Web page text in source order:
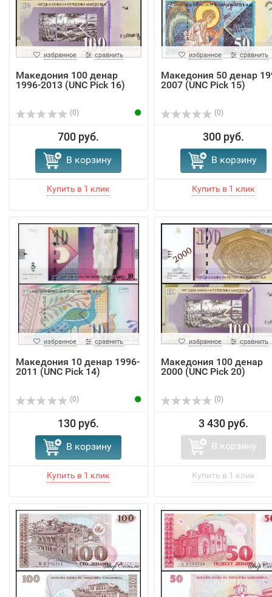
избранное сравнить
Македония 100 денар
1996-2013 (UNC Pick 16)
(0)
700 руб.
В корзину
избранное сравнить
Македония 50 денар
2007 (UNC Pick 15)
(0)
300 руб.
В корзину
избранное сравнить
Македония 10 денар 1996-
2011 (UNC Pick 14)
(0)
130 руб.
В корзину
избранное сравнить
Македония 100 денар
2000 (UNC Pick 20)
(0)
3 430 руб.
В корзину